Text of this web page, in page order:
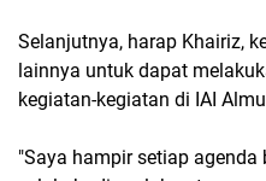
Selanjutnya, harap Khairiz,
lainnya untuk dapat
kegiatan-kegiatan di IAI
"Saya hampir setiap